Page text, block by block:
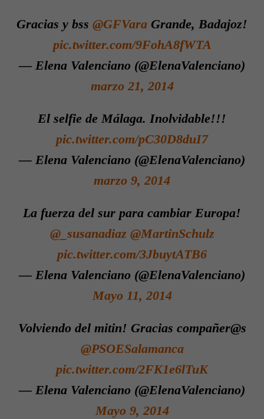
Gracias y bss @GFVara Grande, Badajoz!
pic.twitter.com/9FohA8fWTA
— Elena Valenciano (@ElenaValenciano)
marzo 21, 2014
El selfie de Málaga. Inolvidable!!!
pic.twitter.com/pC30D8duI7
— Elena Valenciano (@ElenaValenciano)
marzo 9, 2014
La fuerza del sur para cambiar Europa!
@_susanadiaz @MartinSchulz
pic.twitter.com/3JbuytATB6
— Elena Valenciano (@ElenaValenciano)
Mayo 11, 2014
Volviendo del mitin! Gracias compañer@s
@PSOESalamanca
pic.twitter.com/2FK1e6lTuK
— Elena Valenciano (@ElenaValenciano)
Mayo 9, 2014